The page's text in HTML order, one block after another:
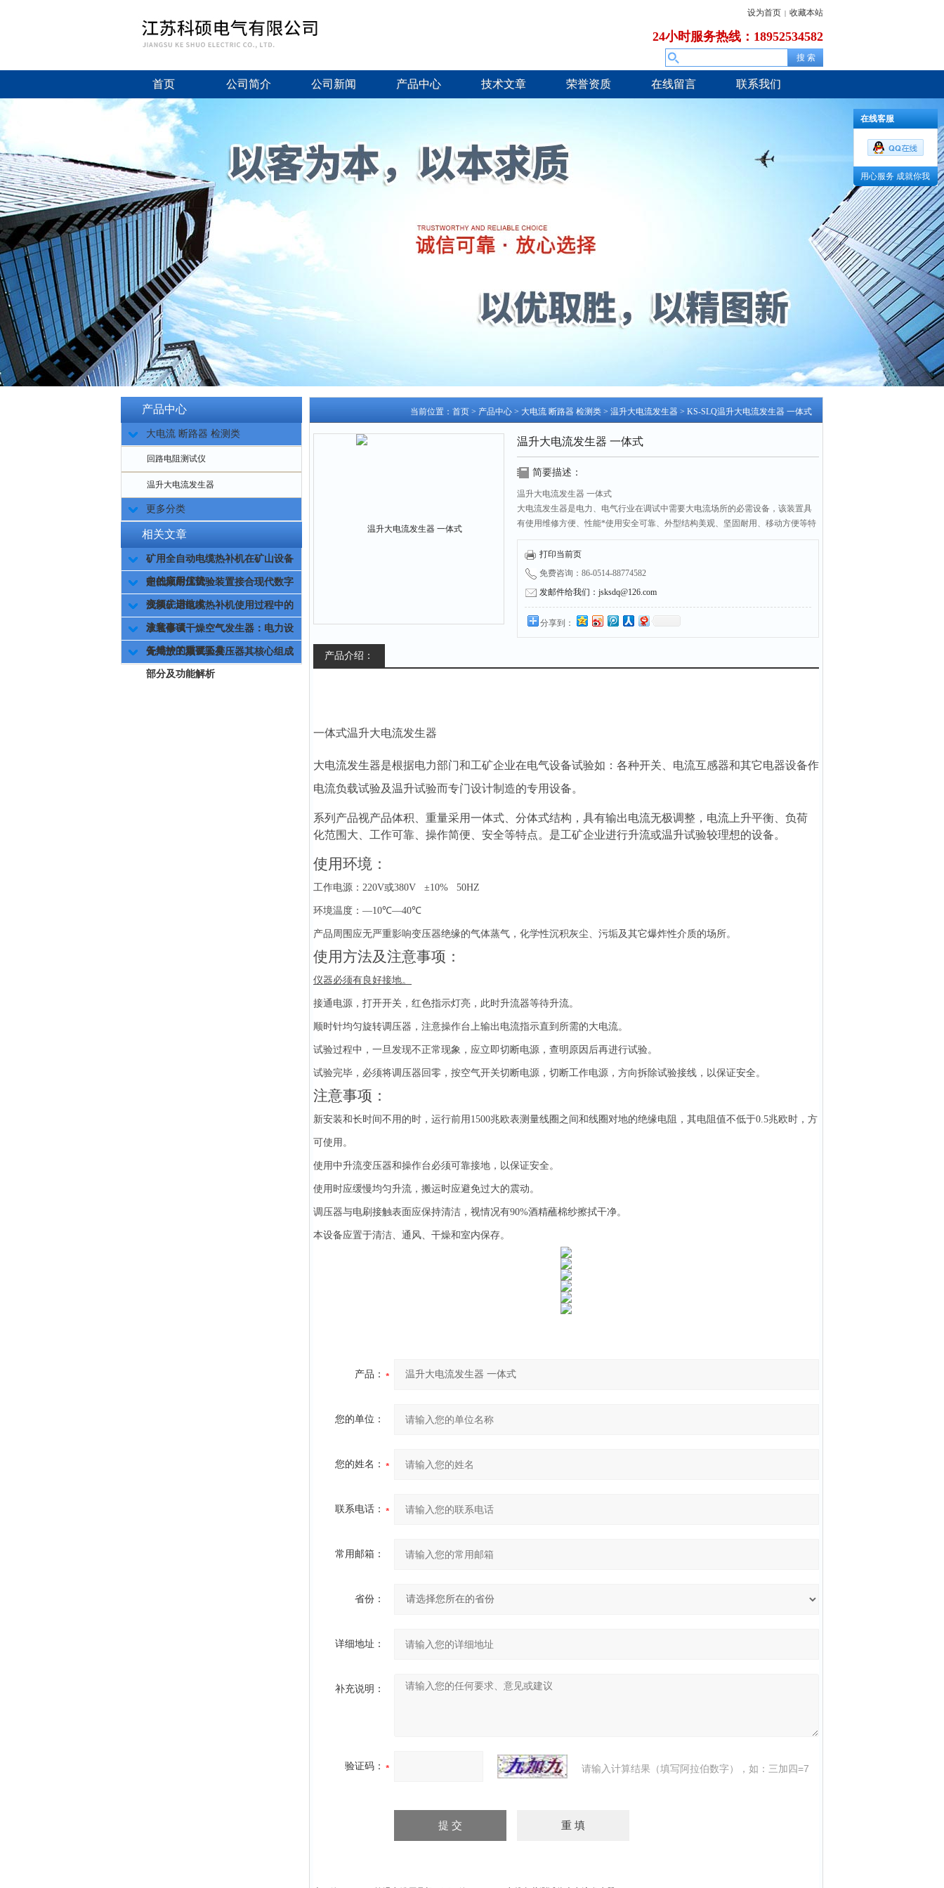
设为首页 | 收藏本站
24小时服务热线：18952534582
首页 公司简介 公司新闻 产品中心 技术文章 荣誉资质 在线留言 联系我们
产品中心
大电流 断路器 检测类
回路电阻测试仪
温升大电流发生器
更多分类
相关文章
矿用全自动电缆热补机在矿山设备
中的应用优势
超低频耐压试验装置接合现代数字
变频先进技术
浅谈矿用电缆热补机使用过程中的
注意事项
承装修试干燥空气发生器：电力设
备维护的重要工具
无局放工频试验变压器其核心组成
部分及功能解析
当前位置： 首页 > 产品中心 > 大电流 断路器 检测类 > 温升大电流发生器 > KS-SLQ温升大电流发生器 一体式
温升大电流发生器 一体式
简要描述：
温升大电流发生器 一体式
大电流发生器是电力、电气行业在调试中需要大电流场所的必需设备，该装置具
有使用维修方便、性能*使用安全可靠、外型结构美观、坚固耐用、移动方便等特
点。是供电企业、大型工厂、冶金、发电厂、铁路等需要电力维修部门的*设备。
采用*的微电子处理技术，全部使用过程可提前进行设置，全中文界面，操作简单
明了。全部测试项目设定后自动进行测试，无须人工干预。
打印当前页
免费咨询：86-0514-88774582
发邮件给我们：jsksdq@126.com
分享到：
产品介绍：
一体式温升大电流发生器
大电流发生器是根据电力部门和工矿企业在电气设备试验如：各种开关、电流互感器和其它电器设备作
电流负载试验及温升试验而专门设计制造的专用设备。
本系列产品视产品体积、重量采用一体式、分体式结构，具有输出电流无极调整，电流上升平衡、负荷
变化范围大、工作可靠、操作简便、安全等特点。是工矿企业进行升流或温升试验较理想的设备。
使用环境：
工作电源： 220V或380V ±10% 50HZ
环境温度： —10℃—40℃
产品周围应无严重影响变压器绝缘的气体蒸气，化学性沉积灰尘、污垢及其它爆炸性介质的场所。
使用方法及注意事项：
仪器必须有良好接地。
接通电源，打开开关，红色指示灯亮，此时升流器等待升流。
顺时针均匀旋转调压器，注意操作台上输出电流指示直到所需的大电流。
试验过程中，一旦发现不正常现象，应立即切断电源，查明原因后再进行试验。
试验完毕，必须将调压器回零，按空气开关切断电源，切断工作电源，方向拆除试验接线，以保证安全。
注意事项：
新安装和长时间不用的时，运行前用 1500兆欧表测量线圈之间和线圈对地的绝缘电阻，其电阻值不低于0.5兆欧时，方
可使用。
使用中升流变压器和操作台必须可靠接地，以保证安全。
使用时应缓慢均匀升流，搬运时应避免过大的震动。
调压器与电刷接触表面应保持清洁，视情况有90%酒精蘸棉纱擦拭干净。
本设备应置于清洁、通风、干燥和室内保存。
产品：
您的单位：
您的姓名：
联系电话：
常用邮箱：
省份：
详细地址：
补充说明：
验证码： 请输入计算结果（填写阿拉伯数字），如：三加四=7
在线客服
用心服务 成就你我